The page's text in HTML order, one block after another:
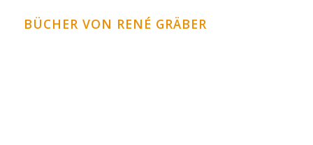
BÜCHER VON RENÉ GRÄBER